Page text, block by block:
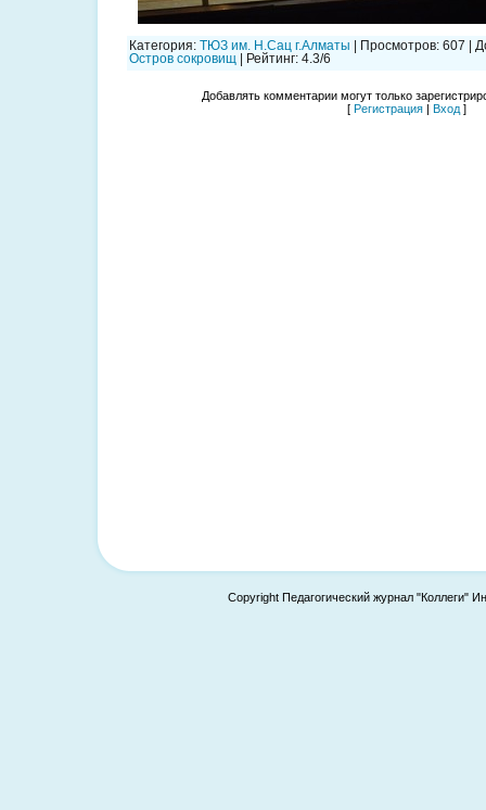
Категория: ТЮЗ им. Н.Сац г.Алматы Просмотров: 607
Остров сокровищ
Рейтинг: 4.3/6
Добавлять комментарии могут только
[ Регистрация | Вход ]
Copyright Педагогический журнал "Коллеги"